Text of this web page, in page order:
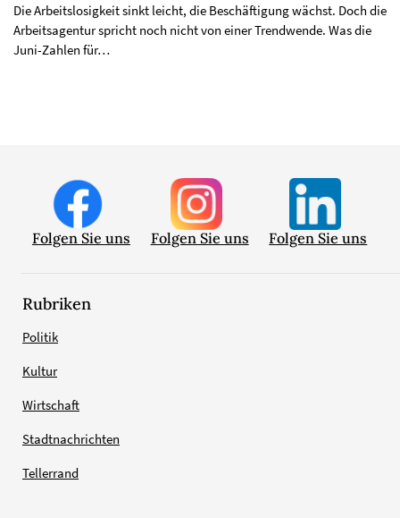
Die Arbeitslosigkeit sinkt leicht, die Beschäftigung wächst. Doch die
Arbeitsagentur spricht noch nicht von einer Trendwende. Was die
Juni-Zahlen für…
Folgen Sie uns Folgen Sie uns Folgen Sie uns
Rubriken
Politik
Kultur
Wirtschaft
Stadtnachrichten
Tellerrand